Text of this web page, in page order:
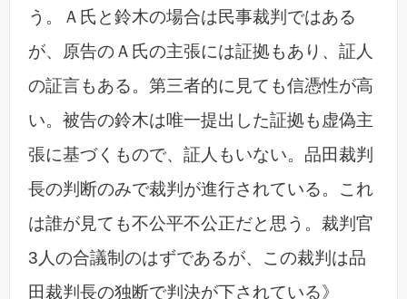
う。Ａ氏と鈴木の場合は民事裁判ではある
が、原告のＡ氏の主張には証拠もあり、証人
の証言もある。第三者的に見ても信憑性が高
い。被告の鈴木は唯一提出した証拠も虚偽主
張に基づくもので、証人もいない。品田裁判
長の判断のみで裁判が進行されている。これ
は誰が見ても不公平不公正だと思う。裁判官
3人の合議制のはずであるが、この裁判は品
田裁判長の独断で判決が下されている》